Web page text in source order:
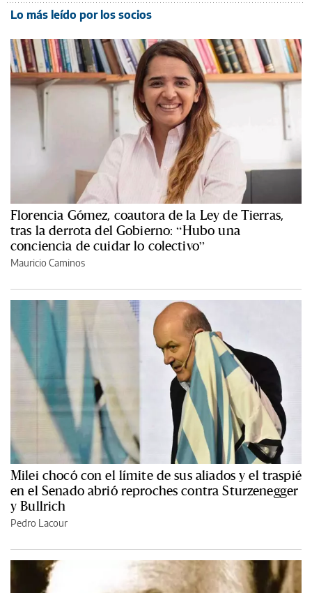
Lo más leído por los socios
Florencia Gómez, coautora de la Ley de Tierras,
tras la derrota del Gobierno: “Hubo una
conciencia de cuidar lo colectivo”
Mauricio Caminos
Milei chocó con el límite de sus aliados y el traspié
en el Senado abrió reproches contra Sturzenegger
y Bullrich
Pedro Lacour